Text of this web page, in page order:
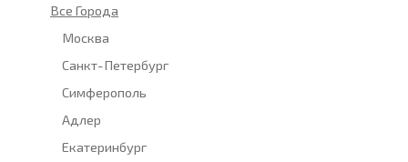
Все Города
Москва
Санкт-Петербург
Симферополь
Адлер
Екатеринбург